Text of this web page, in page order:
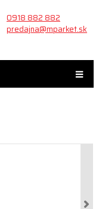
0918 882 882
predajna@mparket.sk